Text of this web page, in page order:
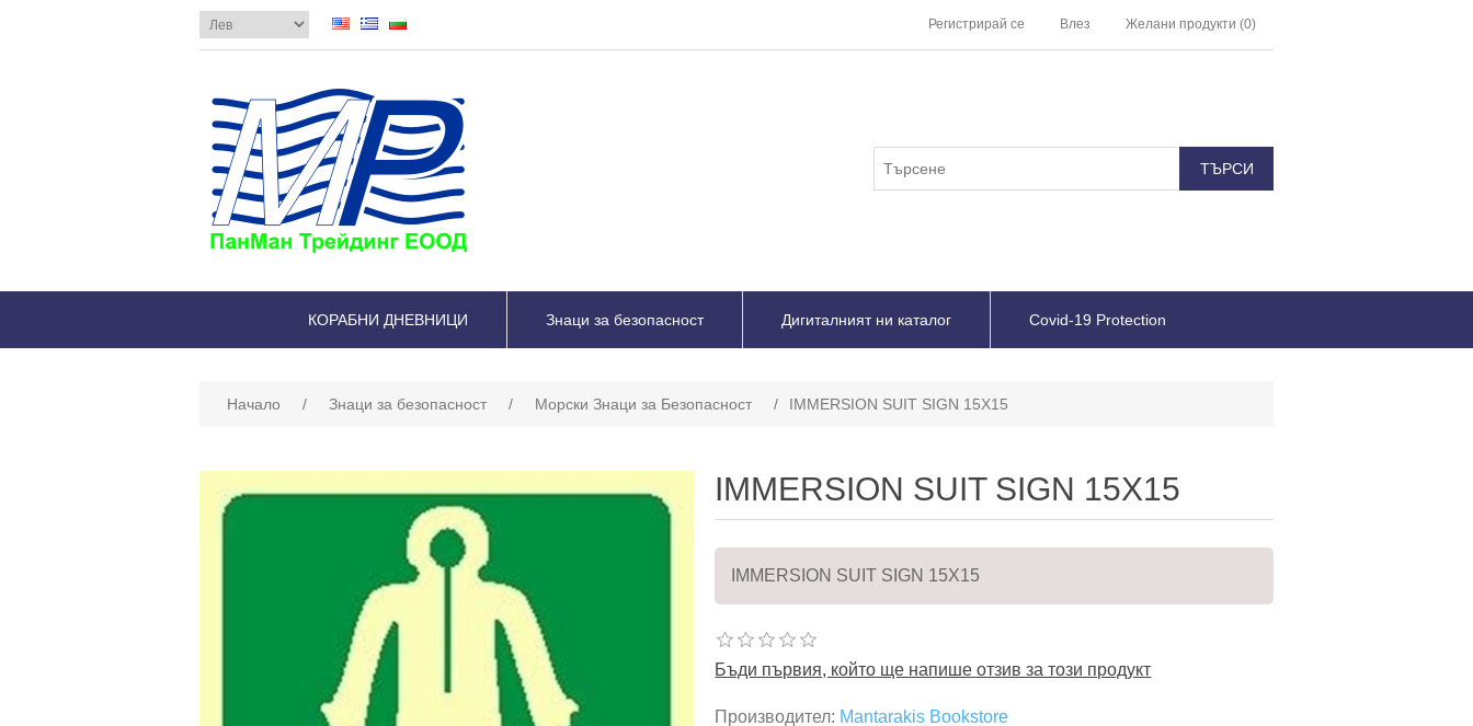
Регистрирай се Влез Желани продукти (0)
КОРАБНИ ДНЕВНИЦИ Знаци за безопасност Дигиталният ни каталог Covid-19 Protection
Начало / Знаци за безопасност / Морски Знаци за Безопасност / IMMERSION SUIT SIGN 15X15
IMMERSION SUIT SIGN 15X15
IMMERSION SUIT SIGN 15X15
Бъди първия, който ще напише отзив за този продукт
Производител: Mantarakis Bookstore